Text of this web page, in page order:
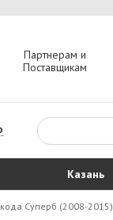
Партнерам и
Поставщикам
Казань
Суперб (2008-2015)